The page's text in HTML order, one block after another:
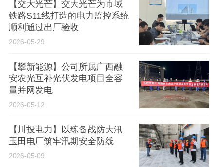
【交大光芒】交大光芒为市域
铁路S11线打造的电力监控系统
顺利通过出厂验收
2026-05-29
【攀新能源】公司所属广西融
安农光互补光伏发电项目全容
量并网发电
2026-05-12
【川投电力】以练备战防大汛
玉田电厂筑牢汛期安全防线
2026-05-09